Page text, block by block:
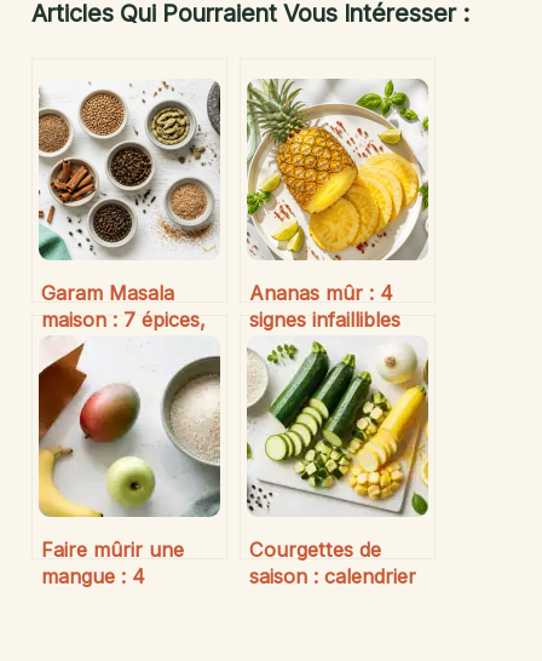
Articles Qui Pourraient Vous Intéresser :
Garam Masala
maison : 7 épices,
20 minutes et la
méthode pour
maîtriser l’art indien
de l’assemblage
Ananas mûr : 4
signes infaillibles
pour choisir le
meilleur fruit
Faire mûrir une
mangue : 4
Courgettes de
saison : calendrier